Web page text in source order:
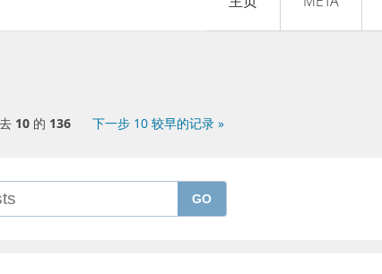
去 10的 136 下一步 10 较早的记录 »
GO